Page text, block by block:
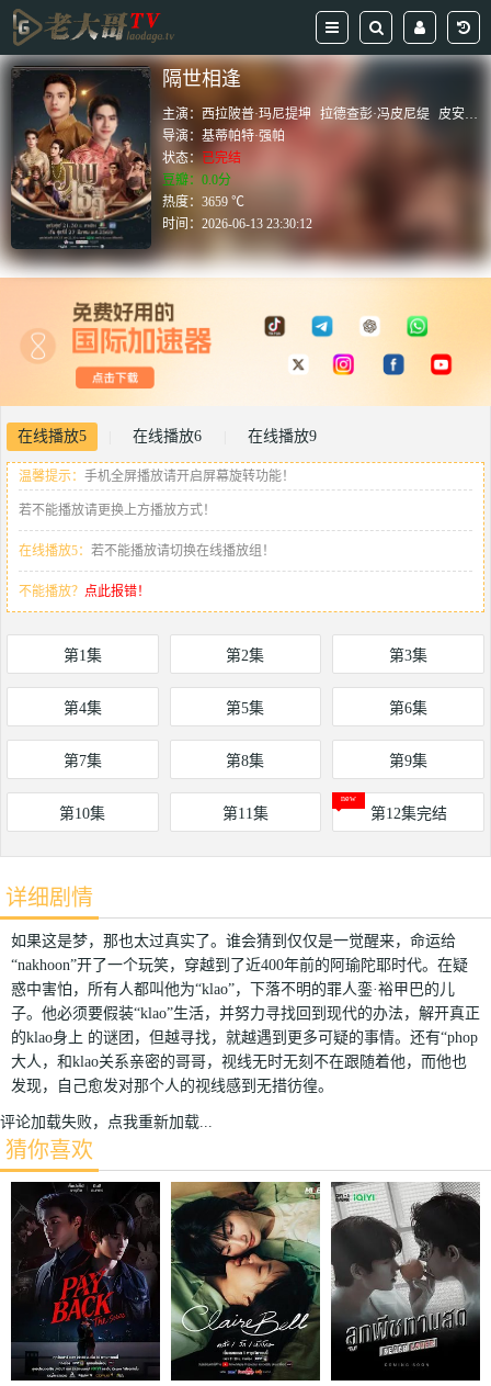
隔世相逢
主演： 西拉陂普·玛尼提坤 拉德查彭·冯皮尼缇 皮安崇·达姆容桑托恩查
导演：基蒂帕特·强帕
状态： 已完结
豆瓣：0.0分
热度：3659 ℃
时间：2026-06-13 23:30:12
在线播放5 在线播放6 在线播放9
温馨提示： 手机全屏播放请开启屏幕旋转功能！
若不能播放请更换上方播放方式！
在线播放5： 若不能播放请切换在线播放组！
不能播放？ 点此报错！
第1集 第2集 第3集
第4集 第5集 第6集
第7集 第8集 第9集
第10集 第11集 第12集完结
详细剧情
如果这是梦，那也太过真实了。谁会猜到仅仅是一觉醒来，命运给
“nakhoon”开了一个玩笑，穿越到了近400年前的阿瑜陀耶时代。在疑
惑中害怕，所有人都叫他为“klao”，下落不明的罪人銮·裕甲巴的儿
子。他必须要假装“klao”生活，并努力寻找回到现代的办法，解开真正
的klao身上 的谜团，但越寻找，就越遇到更多可疑的事情。还有“phop
大人，和klao关系亲密的哥哥，视线无时无刻不在跟随着他，而他也
发现，自己愈发对那个人的视线感到无措彷徨。
评论加载失败，点我重新加载...
猜你喜欢